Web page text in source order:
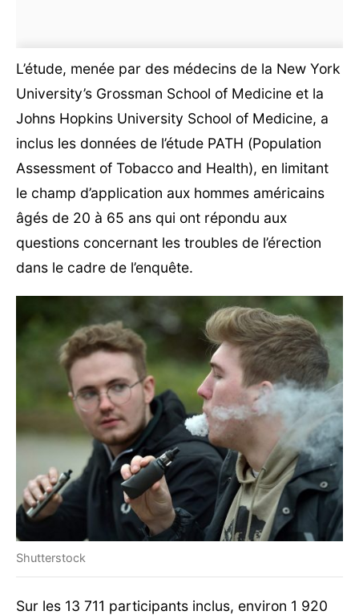
L’étude, menée par des médecins de la New York
University’s Grossman School of Medicine et la
Johns Hopkins University School of Medicine, a
inclus les données de l’étude PATH (Population
Assessment of Tobacco and Health), en limitant
le champ d’application aux hommes américains
âgés de 20 à 65 ans qui ont répondu aux
questions concernant les troubles de l’érection
dans le cadre de l’enquête.
Shutterstock
Sur les 13 711 participants inclus, environ 1 920